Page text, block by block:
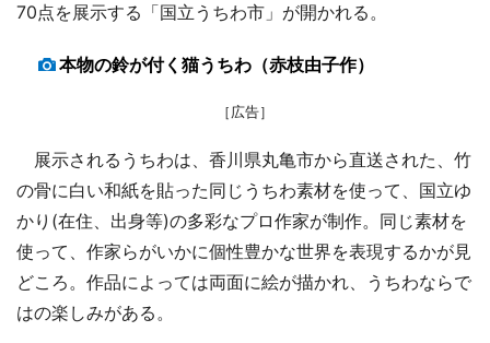
70点を展示する「国立うちわ市」が開かれる。
本物の鈴が付く猫うちわ（赤枝由子作）
［広告］
展示されるうちわは、香川県丸亀市から直送された、竹
の骨に白い和紙を貼った同じうちわ素材を使って、国立ゆ
かり(在住、出身等)の多彩なプロ作家が制作。同じ素材を
使って、作家らがいかに個性豊かな世界を表現するかが見
どころ。作品によっては両面に絵が描かれ、うちわならで
はの楽しみがある。